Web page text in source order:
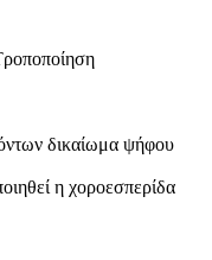
δικαίωμα ψήφου
η χοροεσπερίδα